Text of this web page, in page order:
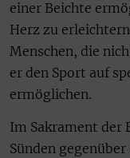
einer Beichte
Herz zu
Menschen, die
er den Sport auf
ermöglichen.
Im Sakrament der
Sünden